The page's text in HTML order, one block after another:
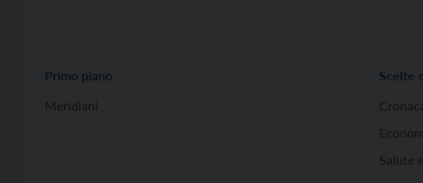
Primo piano
Meridiani
Scelte
Salute